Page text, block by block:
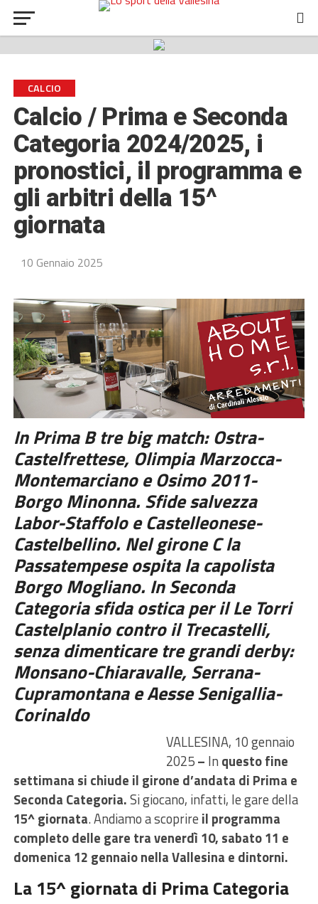
CALCIO
Calcio / Prima e Seconda
Categoria 2024/2025, i
pronostici, il programma e
gli arbitri della 15^
giornata
10 Gennaio 2025
In Prima B tre big match: Ostra-
Castelfrettese, Olimpia Marzocca-
Montemarciano e Osimo 2011-
Borgo Minonna. Sfide salvezza
Labor-Staffolo e Castelleonese-
Castelbellino. Nel girone C la
Passatempese ospita la capolista
Borgo Mogliano. In Seconda
Categoria sfida ostica per il Le Torri
Castelplanio contro il Trecastelli,
senza dimenticare tre grandi derby:
Monsano-Chiaravalle, Serrana-
Cupramontana e Aesse Senigallia-
Corinaldo
VALLESINA, 10 gennaio
2025– In questo fine
settimana si chiude il girone d’andata di Prima e
Seconda Categoria.Si giocano, infatti, le gare della
15^ giornata. Andiamo a scoprire il programma
completo delle gare tra venerdì 10, sabato 11 e
domenica 12 gennaio nella Vallesina e dintorni.
La 15^ giornata di Prima Categoria